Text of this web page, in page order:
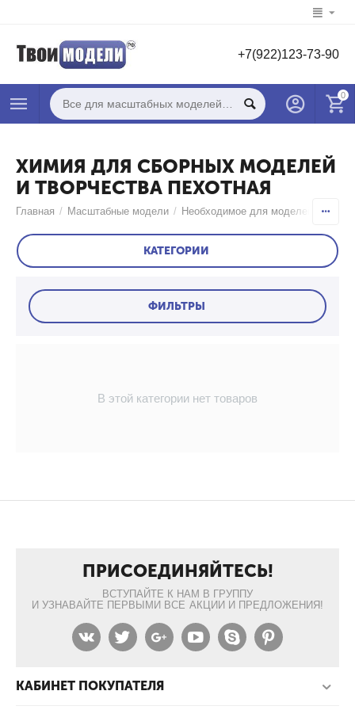
+7(922)123-73-90
0
ХИМИЯ ДЛЯ СБОРНЫХ МОДЕЛЕЙ
И ТВОРЧЕСТВА ПЕХОТНАЯ
Главная / Масштабные модели / Необходимое для моделей
КАТЕГОРИИ
ФИЛЬТРЫ
В этой категории нет товаров
ПРИСОЕДИНЯЙТЕСЬ!
ВСТУПАЙТЕ К НАМ В ГРУППУ
И УЗНАВАЙТЕ ПЕРВЫМИ ВСЕ АКЦИИ И ПРЕДЛОЖЕНИЯ!
КАБИНЕТ ПОКУПАТЕЛЯ